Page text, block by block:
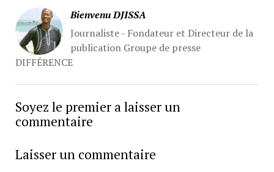
Bienvenu DJISSA
Journaliste - Fondateur et Directeur de la
publication Groupe de presse
DIFFÉRENCE
Soyez le premier a laisser un
commentaire
Laisser un commentaire